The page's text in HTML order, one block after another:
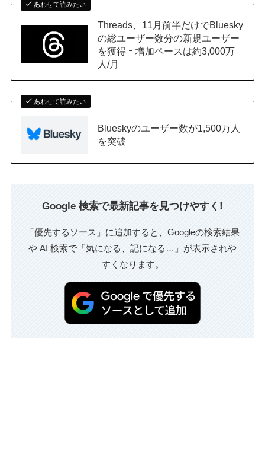
あわせて読みたい
Threads、11月前半だけでBluesky
の総ユーザー数分の新規ユーザー
を獲得 ｰ 増加ペースは約3,000万
人/月
あわせて読みたい
Blueskyのユーザー数が1,500万人
を突破
Google 検索で最新記事を見つけやすく!
「優先するソース」に追加すると、Googleの検索結果
や AI 検索で「気になる、記になる…」が表示されや
すくなります。